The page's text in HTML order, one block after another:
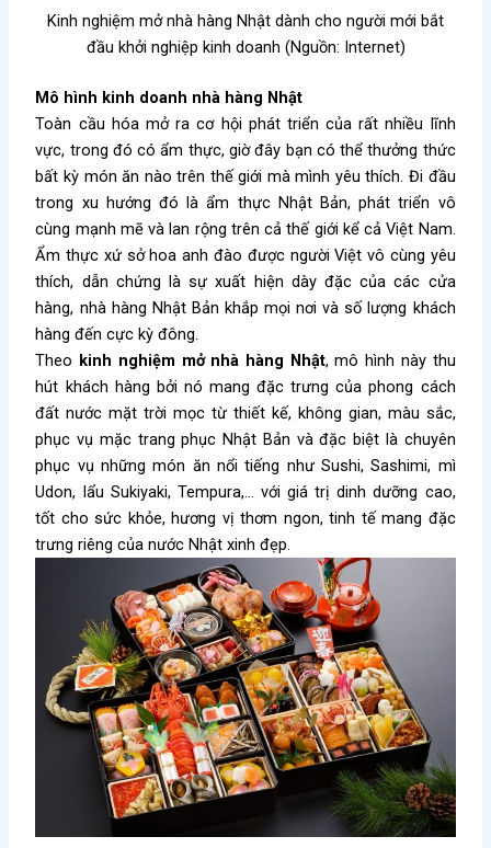
Kinh nghiệm mở nhà hàng Nhật dành cho người mới bắt
đầu khởi nghiệp kinh doanh (Nguồn: Internet)
Mô hình kinh doanh nhà hàng Nhật
Toàn cầu hóa mở ra cơ hội phát triển của rất nhiều lĩnh
vực, trong đó có ẩm thực, giờ đây bạn có thể thưởng thức
bất kỳ món ăn nào trên thế giới mà mình yêu thích. Đi đầu
trong xu hướng đó là ẩm thực Nhật Bản, phát triển vô
cùng mạnh mẽ và lan rộng trên cả thế giới kể cả Việt Nam.
Ẩm thực xứ sở hoa anh đào được người Việt vô cùng yêu
thích, dẫn chứng là sự xuất hiện dày đặc của các cửa
hàng, nhà hàng Nhật Bản khắp mọi nơi và số lượng khách
hàng đến cực kỳ đông.
Theo kinh nghiệm mở nhà hàng Nhật, mô hình này thu
hút khách hàng bởi nó mang đặc trưng của phong cách
đất nước mặt trời mọc từ thiết kế, không gian, màu sắc,
phục vụ mặc trang phục Nhật Bản và đặc biệt là chuyên
phục vụ những món ăn nổi tiếng như Sushi, Sashimi, mì
Udon, lẩu Sukiyaki, Tempura,… với giá trị dinh dưỡng cao,
tốt cho sức khỏe, hương vị thơm ngon, tinh tế mang đặc
trưng riêng của nước Nhật xinh đẹp.